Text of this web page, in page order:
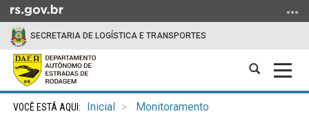
para
conteúdo
para
SECRETARIA DE LOGÍSTICA E TRANSPORTES
Abrir
Início
Inicial
Monitoramento